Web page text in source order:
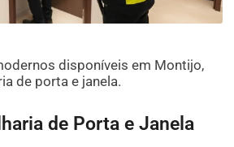
disponíveis em Montijo,
de porta e janela.
de Porta e Janela